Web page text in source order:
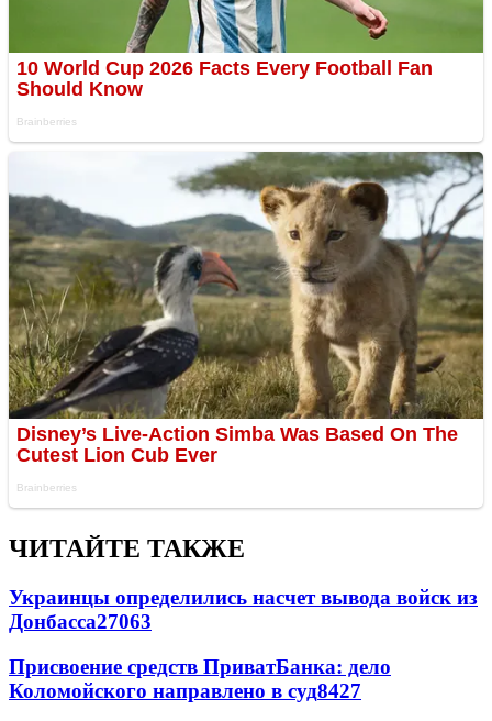
ЧИТАЙТЕ ТАКЖЕ
Украинцы определились насчет вывода войск из
Донбасса27063
Присвоение средств ПриватБанка: дело
Коломойского направлено в суд8427